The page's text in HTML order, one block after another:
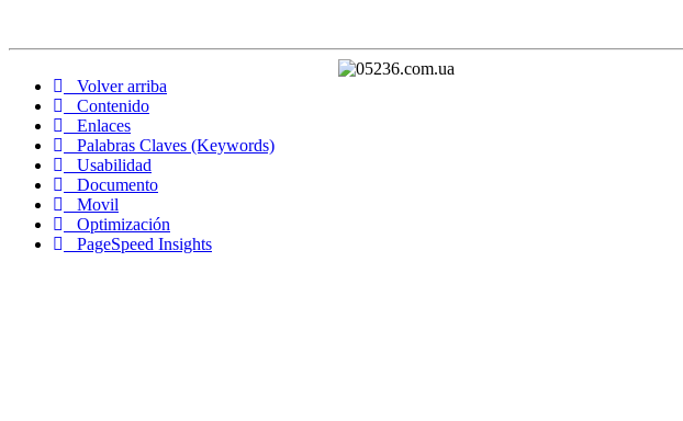
Volver arriba
Contenido
Enlaces
Palabras Claves (Keywords)
Usabilidad
Documento
Movil
Optimización
PageSpeed Insights